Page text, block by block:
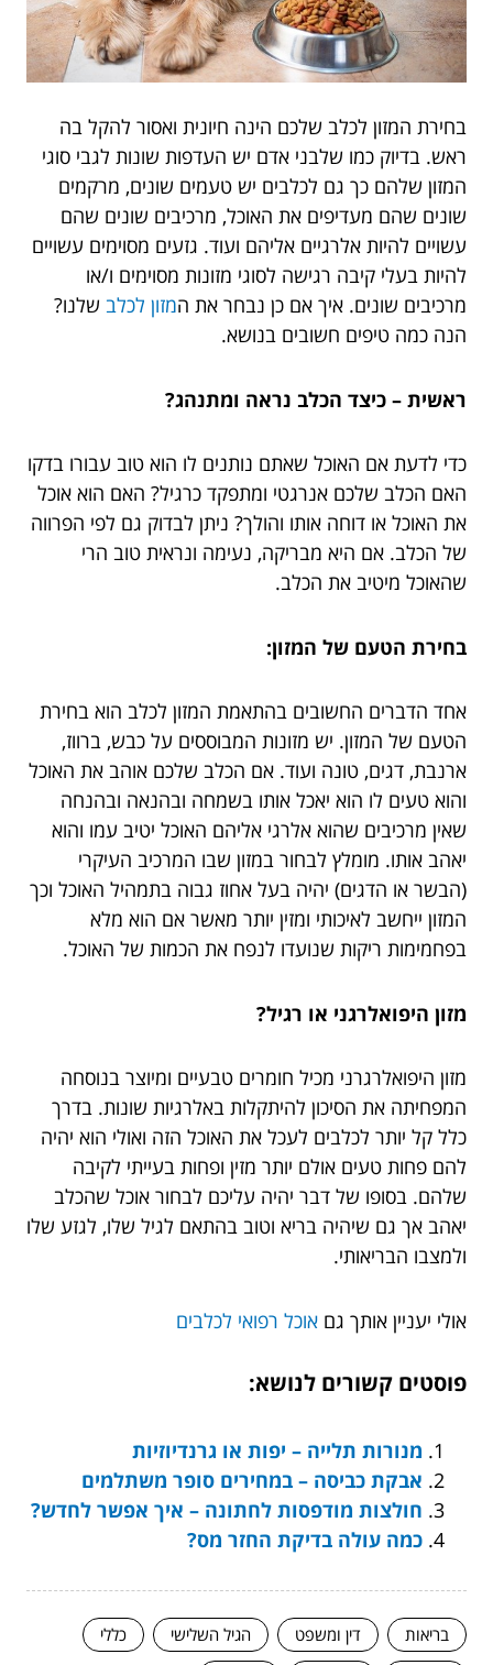
בחירת המזון לכלב שלכם הינה חיונית ואסור להקל בה
ראש. בדיוק כמו שלבני אדם יש העדפות שונות לגבי סוגי
המזון שלהם כך גם לכלבים יש טעמים שונים, מרקמים
שונים שהם מעדיפים את האוכל, מרכיבים שונים שהם
עשויים להיות אלרגיים אליהם ועוד. גזעים מסוימים עשויים
להיות בעלי קיבה רגישה לסוגי מזונות מסוימים ו/או
מרכיבים שונים. איך אם כן נבחר את המזון לכלב שלנו?
הנה כמה טיפים חשובים בנושא.
ראשית – כיצד הכלב נראה ומתנהג?
כדי לדעת אם האוכל שאתם נותנים לו הוא טוב עבורו בדקו
האם הכלב שלכם אנרגטי ומתפקד כרגיל? האם הוא אוכל
את האוכל או דוחה אותו והולך? ניתן לבדוק גם לפי הפרווה
של הכלב. אם היא מבריקה, נעימה ונראית טוב הרי
שהאוכל מיטיב את הכלב.
בחירת הטעם של המזון:
אחד הדברים החשובים בהתאמת המזון לכלב הוא בחירת
הטעם של המזון. יש מזונות המבוססים על כבש, ברווז,
ארנבת, דגים, טונה ועוד. אם הכלב שלכם אוהב את האוכל
והוא טעים לו הוא יאכל אותו בשמחה ובהנאה ובהנחה
שאין מרכיבים שהוא אלרגי אליהם האוכל יטיב עמו והוא
יאהב אותו. מומלץ לבחור במזון שבו המרכיב העיקרי
(הבשר או הדגים) יהיה בעל אחוז גבוה בתמהיל האוכל וכך
המזון ייחשב לאיכותי ומזין יותר מאשר אם הוא מלא
בפחמימות ריקות שנועדו לנפח את הכמות של האוכל.
מזון היפואלרגני או רגיל?
מזון היפואלרגרני מכיל חומרים טבעיים ומיוצר בנוסחה
המפחיתה את הסיכון להיתקלות באלרגיות שונות. בדרך
כלל קל יותר לכלבים לעכל את האוכל הזה ואולי הוא יהיה
להם פחות טעים אולם יותר מזין ופחות בעייתי לקיבה
שלהם. בסופו של דבר יהיה עליכם לבחור אוכל שהכלב
יאהב אך גם שיהיה בריא וטוב בהתאם לגיל שלו, לגזע שלו
ולמצבו הבריאותי.
אולי יעניין אותך גם אוכל רפואי לכלבים
פוסטים קשורים לנושא:
מנורות תלייה – יפות או גרנדיוזיות
אבקת כביסה – במחירים סופר משתלמים
חולצות מודפסות לחתונה – איך אפשר לחדש?
כמה עולה בדיקת החזר מס?
בריאות דין ומשפט הגיל השלישי
כללי